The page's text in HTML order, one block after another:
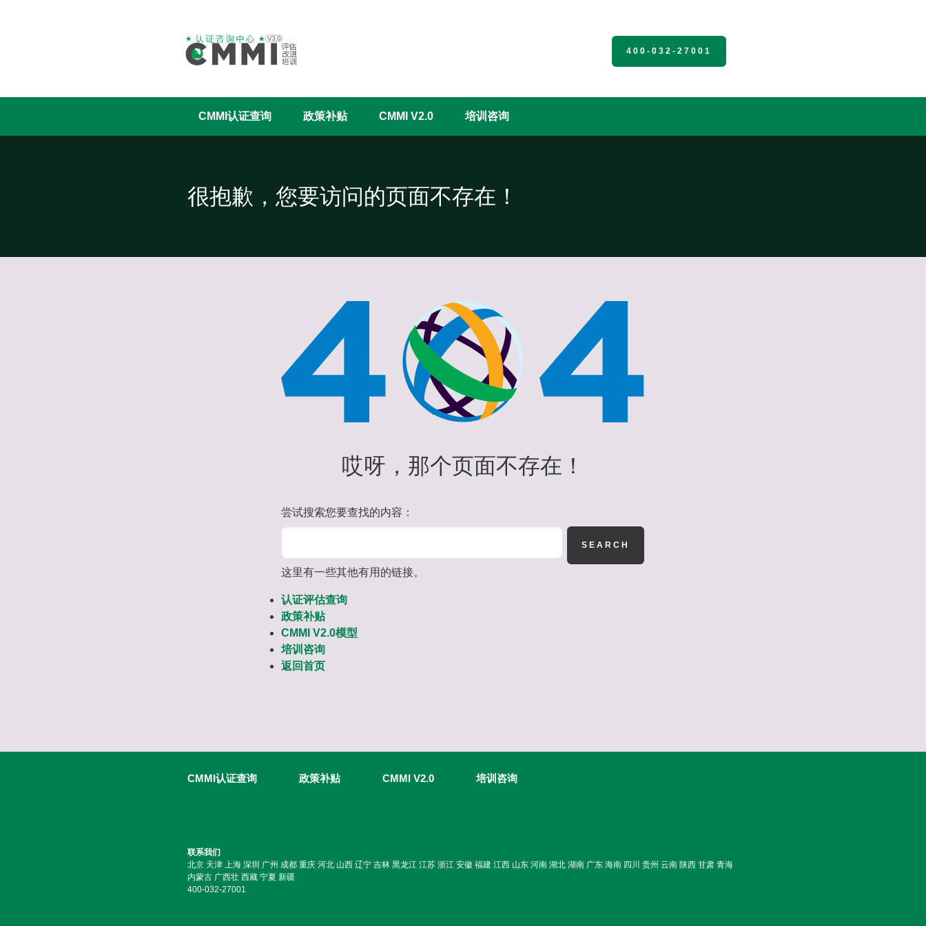
400-032-27001
CMMI认证查询 政策补贴 CMMI V2.0 培训咨询
很抱歉，您要访问的页面不存在！
哎呀，那个页面不存在！
尝试搜索您要查找的内容：
这里有一些其他有用的链接。
认证评估查询
政策补贴
CMMI V2.0模型
培训咨询
返回首页
CMMI认证查询 政策补贴 CMMI V2.0 培训咨询
联系我们
北京 天津 上海 深圳 广州 成都 重庆 河北 山西 辽宁 吉林 黑龙江 江苏 浙江 安徽 福建 江西 山东 河南 湖北 湖南 广东 海南 四川 贵州 云南 陕西 甘肃 青海
内蒙古 广西壮 西藏 宁夏 新疆
400-032-27001